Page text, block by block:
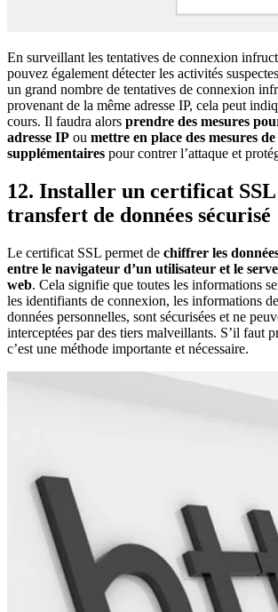
En surveillant les tentatives de connexion
pouvez également détecter les activités
un grand nombre de tentatives de connexion
provenant de la même adresse IP, cela peut
cours. Il faudra alors prendre des mesures
adresse IP ou mettre en place des mesures
supplémentaires pour contrer l’attaque et
12. Installer un certificat
transfert de données sécurisé
Le certificat SSL permet de chiffrer les
entre le navigateur d’un utilisateur et le
web. Cela signifie que toutes les informations
les identifiants de connexion, les informations
données personnelles, sont sécurisées et ne
interceptées par des tiers malveillants. S’il faut
c’est une méthode importante et nécessaire.